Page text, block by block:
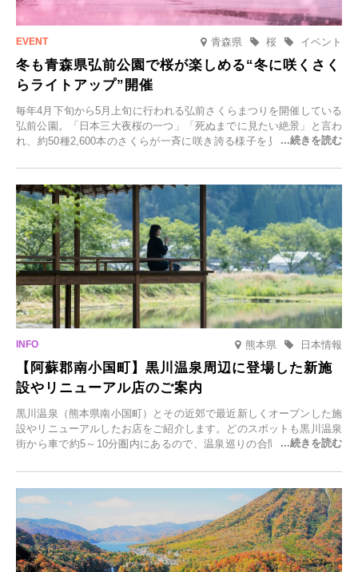
青森県 イベント
桜
冬も青森県弘前公園で桜が楽しめる“冬に咲くさく
らライトアップ”開催
毎年4月下旬から5月上旬に行われる弘前さくらまつりを開催している
弘前公園。「日本三大夜桜の一つ」「死ぬまでに見たい絶景」と言わ
れ、約50種2,600本のさくらが一斉に咲き誇る様子を見に、世界中か
日(月)～2026年2月28日(土)の期間、「冬に咲くさくらライトアップ」
を開催します。
熊本県 日本情報
【阿蘇郡南小国町】黒川温泉周辺に登場した新施
設やリニューアル店のご案内
黒川温泉（熊本県南小国町）とその近郊で最近新しくオープンした施
設やリニューアルしたお店をご紹介します。どのスポットも黒川温泉
街から車で約5～10分圏内にあるので、温泉巡りの合間に気軽に立ち
元食材にこだわったレストランなど、多彩な魅力が満載です。黒川温
泉の新たな楽しみとしてチェックしてみてください。